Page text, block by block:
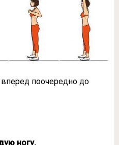
поочередно до
ногу.